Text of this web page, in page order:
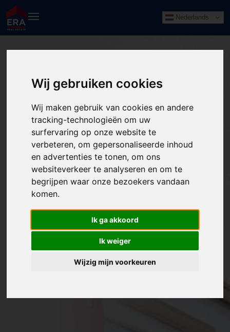
Wij gebruiken cookies
Wij maken gebruik van cookies en andere
tracking-technologieën om uw
surfervaring op onze website te
verbeteren, om gepersonaliseerde inhoud
en advertenties te tonen, om ons
websiteverkeer te analyseren en om te
begrijpen waar onze bezoekers vandaan
komen.
Ik ga akkoord
Ik weiger
Wijzig mijn voorkeuren
Nederlands